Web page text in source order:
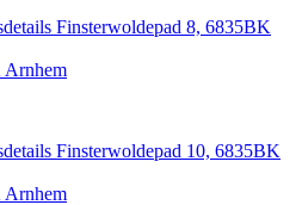
Finsterwoldepad 8, 6835BK
Arnhem
Finsterwoldepad 10, 6835BK
Arnhem